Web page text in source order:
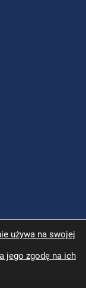
używa na swojej
jego zgodę na ich